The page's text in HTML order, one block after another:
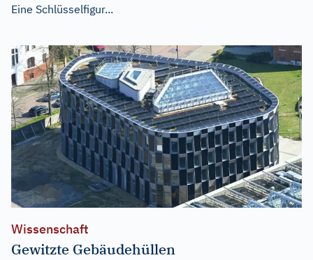
Eine Schlüsselfigur...
Wissenschaft
Gewitzte Gebäudehüllen